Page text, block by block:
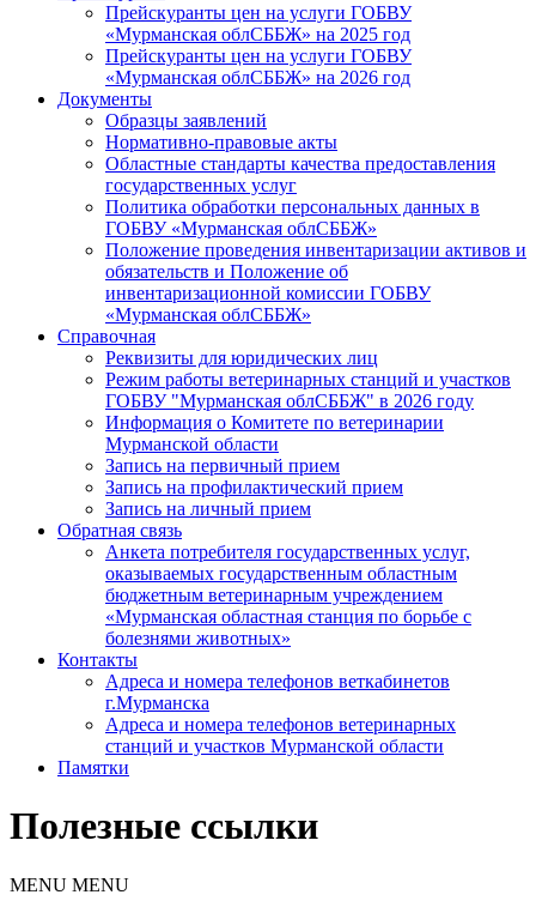
Прейскуранты цен на услуги ГОБВУ
«Мурманская облСББЖ» на 2025 год
Прейскуранты цен на услуги ГОБВУ
«Мурманская облСББЖ» на 2026 год
Документы
Образцы заявлений
Нормативно-правовые акты
Областные стандарты качества предоставления
государственных услуг
Политика обработки персональных данных в
ГОБВУ «Мурманская облСББЖ»
Положение проведения инвентаризации активов и
обязательств и Положение об
инвентаризационной комиссии ГОБВУ
«Мурманская облСББЖ»
Справочная
Реквизиты для юридических лиц
Режим работы ветеринарных станций и участков
ГОБВУ "Мурманская облСББЖ" в 2026 году
Информация о Комитете по ветеринарии
Мурманской области
Запись на первичный прием
Запись на профилактический прием
Запись на личный прием
Обратная связь
Анкета потребителя государственных услуг,
оказываемых государственным областным
бюджетным ветеринарным учреждением
«Мурманская областная станция по борьбе с
болезнями животных»
Контакты
Адреса и номера телефонов веткабинетов
г.Мурманска
Адреса и номера телефонов ветеринарных
станций и участков Мурманской области
Памятки
Полезные ссылки
MENU MENU